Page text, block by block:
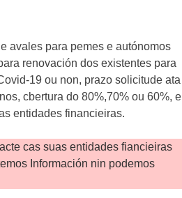
avales para pemes e autónomos
renovación dos existentes para
19 ou non, prazo solicitude ata
cbertura do 80%,70% ou 60%, e
entidades financieiras.
cas suas entidades fiancieiras
Información nin podemos